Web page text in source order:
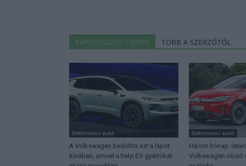
KAPCSOLÓDÓ CIKKEK TÖBB A SZERZŐTŐL
Elektromos autó
A Volkswagen bedobta azt a lapot
Kínában, amivel a helyi EV-gyártókat
Elektromos autó
Három hónap:
Volkswagen olcsó